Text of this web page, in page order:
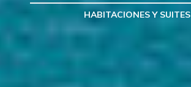
HABITACIONES Y SUITES